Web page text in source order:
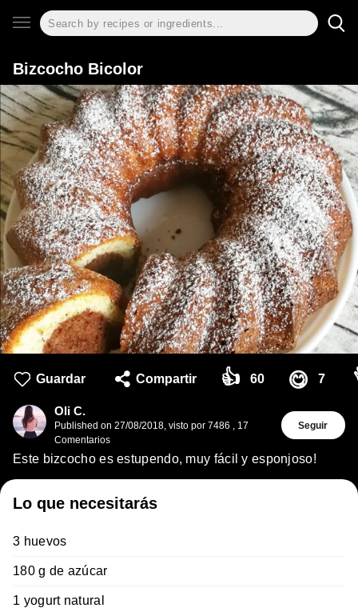
Bizcocho Bicolor
Guardar Compartir 👍 60 😋 7
Oli C.
Published on 27/08/2018, visto por 7486 , 17
Comentarios
Seguir
Este bizcocho es estupendo, muy fácil y esponjoso!
Lo que necesitarás
3 huevos
180 g de azúcar
1 yogurt natural